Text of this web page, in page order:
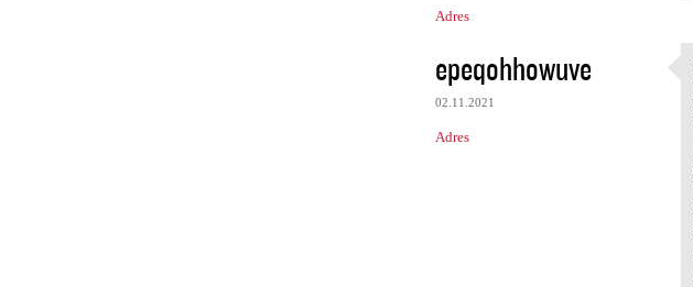
Adres
epeqohhowuve
02.11.2021
Adres